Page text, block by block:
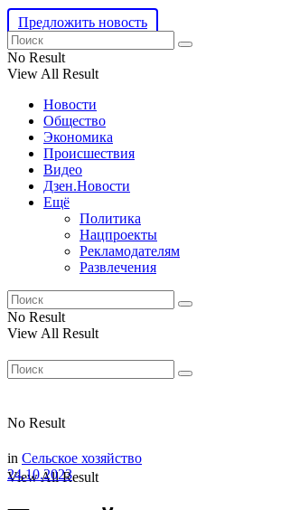
Предложить новость
No Result
View All Result
Новости
Общество
Экономика
Происшествия
Видео
Дзен.Новости
Ещё
Политика
Нацпроекты
Рекламодателям
Развлечения
No Result
View All Result
No Result
View All Result
in Сельское хозяйство
24.10.2023